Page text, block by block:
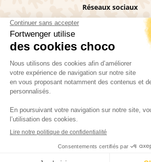
Réseaux sociaux
Vous êtes fan de pains
Fortwenger ©2026
Conditions générales de ventes